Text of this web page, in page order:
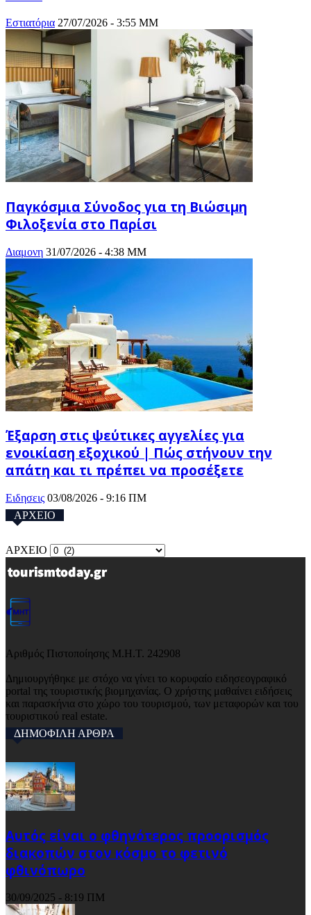
Eστιατόρια 27/07/2026 - 3:55 ΜΜ
Παγκόσμια Σύνοδος για τη Βιώσιμη
Φιλοξενία στο Παρίσι
Διαμονη 31/07/2026 - 4:38 ΜΜ
Έξαρση στις ψεύτικες αγγελίες για
ενοικίαση εξοχικού | Πώς στήνουν την
απάτη και τι πρέπει να προσέξετε
Ειδησεις 03/08/2026 - 9:16 ΠΜ
ΑΡΧΕΙΟ
ΑΡΧΕΙΟ
Αριθμός Πιστοποίησης Μ.Η.Τ. 242908
Δημιουργήθηκε με στόχο να γίνει το κορυφαίο ειδησεογραφικό
portal της τουριστικής βιομηχανίας. Ο χρήστης μαθαίνει ειδήσεις
και παρασκήνια στο χώρο του τουρισμού, των μεταφορών και του
τουριστικού real estate.
ΔΗΜΟΦΙΛΗ ΑΡΘΡΑ
Αυτός είναι ο φθηνότερος προορισμός
διακοπών στον κόσμο το φετινό
φθινόπωρο
30/09/2025 - 8:19 ΠΜ